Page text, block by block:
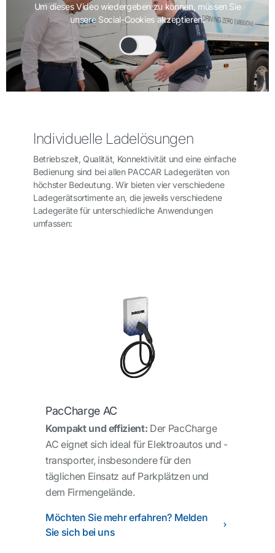
Um dieses Video wiedergeben zu können, müssen Sie
unsere Social-Cookies akzeptieren.
Individuelle Ladelösungen
Betriebszeit, Qualität, Konnektivität und eine einfache
Bedienung sind bei allen PACCAR Ladegeräten von
höchster Bedeutung. Wir bieten vier verschiedene
Ladegerätsortimente an, die jeweils verschiedene
Ladegeräte für unterschiedliche Anwendungen
umfassen:
PacCharge AC
Kompakt und effizient: Der PacCharge
AC eignet sich ideal für Elektroautos und -
transporter, insbesondere für den
täglichen Einsatz auf Parkplätzen und
dem Firmengelände.
Möchten Sie mehr erfahren? Melden
Sie sich bei uns